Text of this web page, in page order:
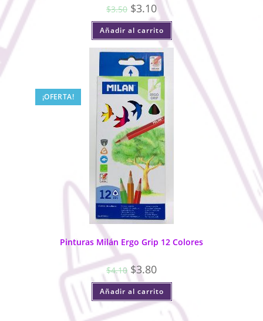
$3.50 $3.10
Añadir al carrito
¡OFERTA!
Pinturas Milán Ergo Grip 12 Colores
$4.10 $3.80
Añadir al carrito